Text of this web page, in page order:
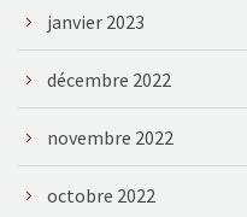
janvier 2023
décembre 2022
novembre 2022
octobre 2022